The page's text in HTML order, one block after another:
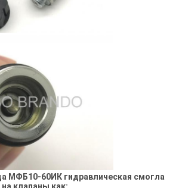
МФБ10-60ИК гидравлическая смогла